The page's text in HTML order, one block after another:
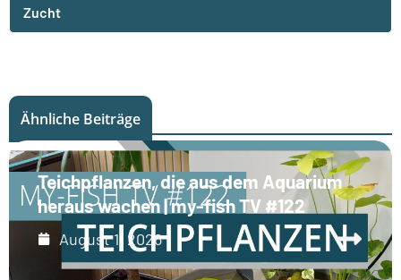
Zucht
Ähnliche Beiträge
Teichpflanzen, die aus dem Aquarium
heraus wachen | my-fish TV #122
August 1, 2026